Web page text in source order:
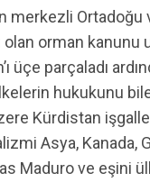
merkezli Ortadoğu
orman kanunu
üçe parçaladı
hukukunu
Kürdistan
Asya, Kanada,
Maduro ve eşini